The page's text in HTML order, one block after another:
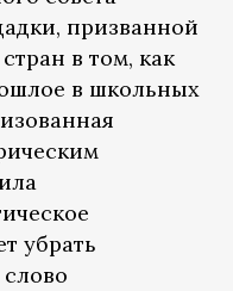
призванной
в том, как
в школьных
убрать